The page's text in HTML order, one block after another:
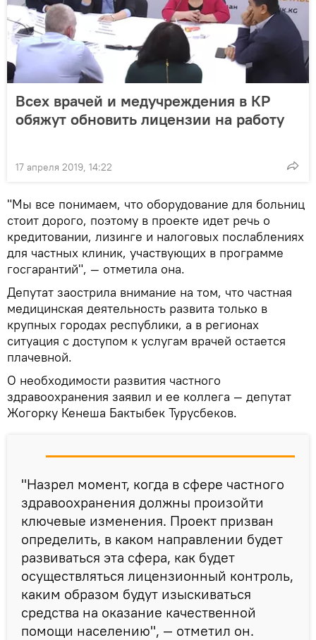
Всех врачей и медучреждения в КР
обяжут обновить лицензии на работу
17 апреля 2019, 14:22
"Мы все понимаем, что оборудование для больниц
стоит дорого, поэтому в проекте идет речь о
кредитовании, лизинге и налоговых послаблениях
для частных клиник, участвующих в программе
госгарантий", — отметила она.
Депутат заострила внимание на том, что частная
медицинская деятельность развита только в
крупных городах республики, а в регионах
ситуация с доступом к услугам врачей остается
плачевной.
О необходимости развития частного
здравоохранения заявил и ее коллега — депутат
Жогорку Кенеша Бактыбек Турусбеков.
"Назрел момент, когда в сфере частного
здравоохранения должны произойти
ключевые изменения. Проект призван
определить, в каком направлении будет
развиваться эта сфера, как будет
осуществляться лицензионный контроль,
каким образом будут изыскиваться
средства на оказание качественной
помощи населению", — отметил он.